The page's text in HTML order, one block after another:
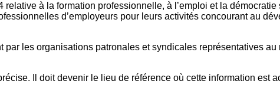
à la formation professionnelle, à l’emploi et la
d’employeurs pour leurs activités concourant au
les organisations patronales et syndicales représentatives
Il doit devenir le lieu de référence où cette information est